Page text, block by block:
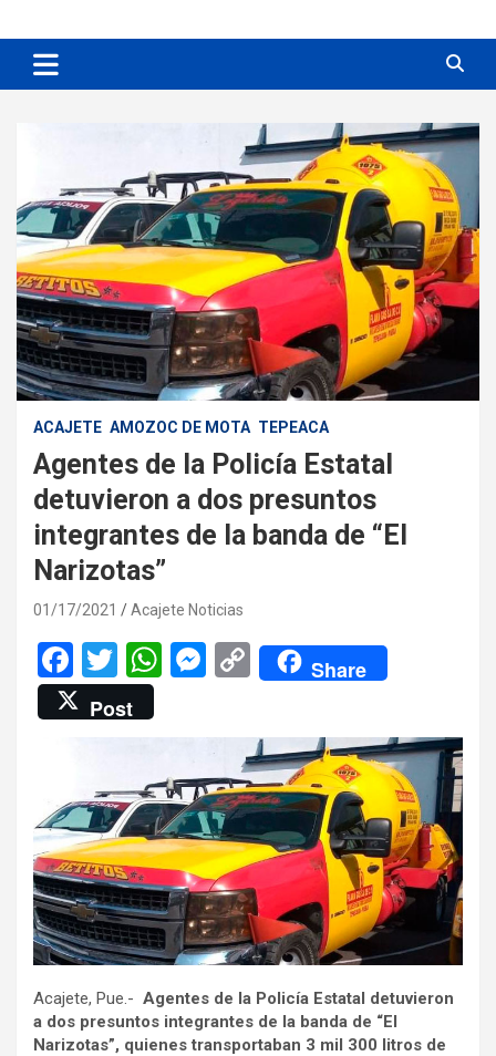
ACAJETE AMOZOC DE MOTA TEPEACA
Agentes de la Policía Estatal
detuvieron a dos presuntos
integrantes de la banda de “El
Narizotas”
01/17/2021 Acajete Noticias
F
a
ce
o
o
k
T
wi
tt
W
at
s
A
p
p
M
se
n
g
er
C
o
py
Li
n
k
Share
Post
Acajete, Pue.- Agentes de la Policía Estatal detuvieron
a dos presuntos integrantes de la banda de “El
Narizotas”, quienes transportaban 3 mil 300 litros de